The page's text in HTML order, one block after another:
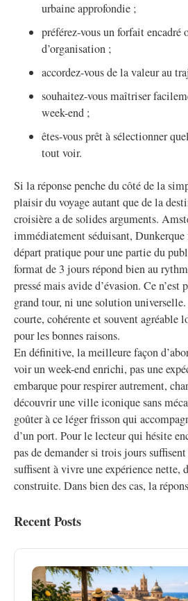
urbaine approfondie ;
préférez-vous un forfait
d’organisation ;
accordez-vous de la valeur au
souhaitez-vous maîtriser
week-end ;
êtes-vous prêt à sélectionner
tout voir.
Si la réponse penche du côté de la
plaisir du voyage autant que de la
croisière a de solides arguments.
immédiatement séduisant,
départ pratique pour une partie du
format de 3 jours répond bien au
pressé mais avide d’évasion. Ce n’est
grand tour, ni une solution
courte, cohérente et souvent agréable
pour les bonnes raisons.
En définitive, la meilleure façon
voir un week-end enrichi, pas une
embarque pour respirer autrement,
découvrir une ville iconique sans
goûter à ce léger frisson qui
d’un port. Pour le lecteur qui hésite
pas de demander si trois jours
suffisent à vivre une expérience nette,
construite. Dans bien des cas, la
Recent Posts